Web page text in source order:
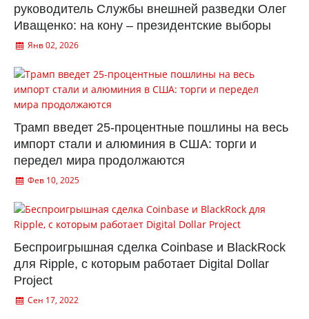
руководитель Службы внешней разведки Олег
Иващенко: на кону – президентские выборы
Янв 02, 2026
Трамп введет 25-процентные пошлины на весь
импорт стали и алюминия в США: торги и
передел мира продолжаются
Фев 10, 2025
Беспроигрышная сделка Coinbase и BlackRock
для Ripple, с которым работает Digital Dollar
Project
Сен 17, 2022